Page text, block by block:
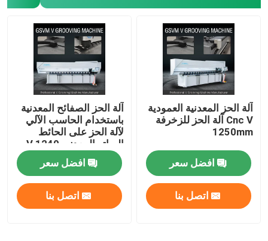
آلة الحز المعدنية العمودية
Cnc V آلة الحز للزخرفة
1250mm
افضل سعر
اتصل بنا
آلة الحز الصفائح المعدنية
باستخدام الحاسب الآلي
لآلة الحز على الحائط
الساتر المعدني V 1240
افضل سعر
اتصل بنا